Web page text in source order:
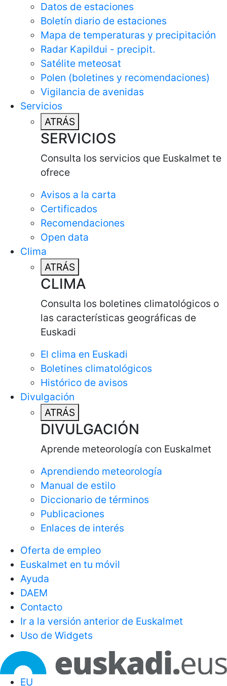
Datos de estaciones
Boletín diario de estaciones
Mapa de temperaturas y precipitación
Radar Kapildui - precipit.
Satélite meteosat
Polen (boletines y recomendaciones)
Vigilancia de avenidas
Servicios
ATRÁS
SERVICIOS
Consulta los servicios que Euskalmet te
ofrece
Avisos a la carta
Certificados
Recomendaciones
Open data
Clima
ATRÁS
CLIMA
Consulta los boletines climatológicos o
las características geográficas de
Euskadi
El clima en Euskadi
Boletines climatológicos
Histórico de avisos
Divulgación
ATRÁS
DIVULGACIÓN
Aprende meteorología con Euskalmet
Aprendiendo meteorología
Manual de estilo
Diccionario de términos
Publicaciones
Enlaces de interés
Oferta de empleo
Euskalmet en tu móvil
Ayuda
DAEM
Contacto
Ir a la versión anterior de Euskalmet
Uso de Widgets
EU